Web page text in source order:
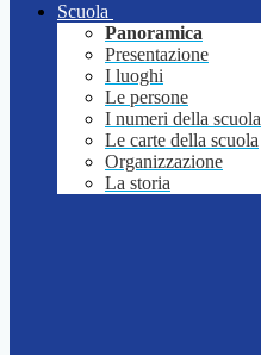
Scuola
Panoramica
Presentazione
I luoghi
Le persone
I numeri della scuola
Le carte della scuola
Organizzazione
La storia